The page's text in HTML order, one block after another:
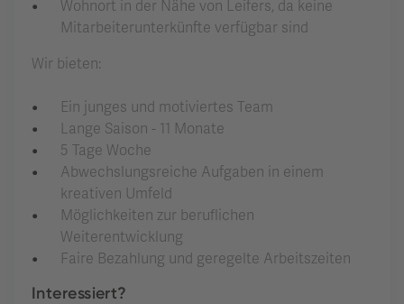
Wohnort in der Nähe von Leifers, da keine
Mitarbeiterunterkünfte verfügbar sind
Wir bieten:
Ein junges und motiviertes Team
Lange Saison - 11 Monate
5 Tage Woche
Abwechslungsreiche Aufgaben in einem
kreativen Umfeld
Möglichkeiten zur beruflichen
Weiterentwicklung
Faire Bezahlung und geregelte Arbeitszeiten
Interessiert?